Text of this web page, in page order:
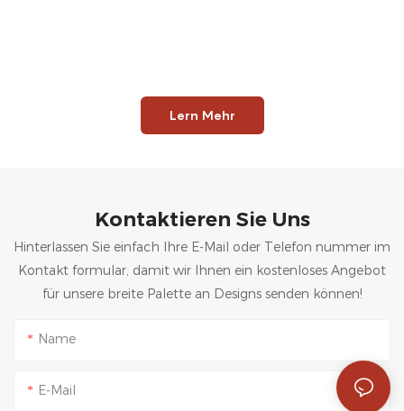
Lern Mehr
Kontaktieren Sie Uns
Hinterlassen Sie einfach Ihre E-Mail oder Telefon nummer im
Kontakt formular, damit wir Ihnen ein kostenloses Angebot
für unsere breite Palette an Designs senden können!
Name
E-Mail